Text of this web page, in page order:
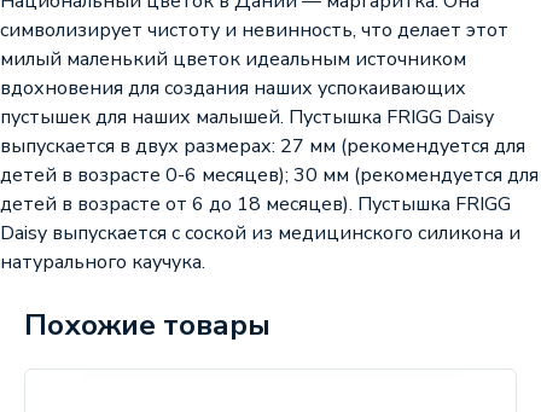
символизирует чистоту и невинность, что делает этот
милый маленький цветок идеальным источником
вдохновения для создания наших успокаивающих
пустышек для наших малышей. Пустышка FRIGG Daisy
выпускается в двух размерах: 27 мм (рекомендуется для
детей в возрасте 0-6 месяцев); 30 мм (рекомендуется для
детей в возрасте от 6 до 18 месяцев). Пустышка FRIGG
Daisy выпускается с соской из медицинского силикона и
натурального каучука.
Похожие товары